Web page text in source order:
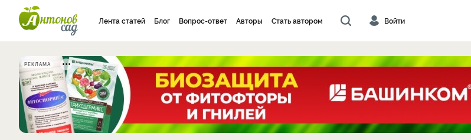
Лента статей Блог Вопрос-ответ Авторы Стать автором Войти
РЕКЛАМА